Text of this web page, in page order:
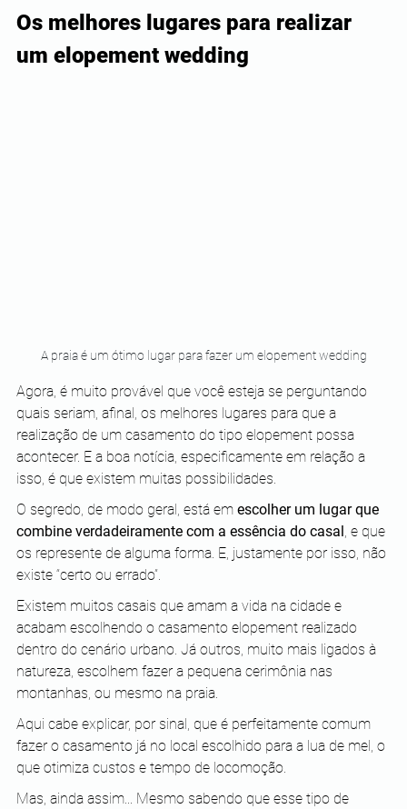
Os melhores lugares para realizar
um elopement wedding
A praia é um ótimo lugar para fazer um elopement wedding
Agora, é muito provável que você esteja se perguntando
quais seriam, afinal, os melhores lugares para que a
realização de um casamento do tipo elopement possa
acontecer. E a boa notícia, especificamente em relação a
isso, é que existem muitas possibilidades.
O segredo, de modo geral, está em escolher um lugar que
combine verdadeiramente com a essência do casal, e que
os represente de alguma forma. E, justamente por isso, não
existe “certo ou errado”.
Existem muitos casais que amam a vida na cidade e
acabam escolhendo o casamento elopement realizado
dentro do cenário urbano. Já outros, muito mais ligados à
natureza, escolhem fazer a pequena cerimônia nas
montanhas, ou mesmo na praia.
Aqui cabe explicar, por sinal, que é perfeitamente comum
fazer o casamento já no local escolhido para a lua de mel, o
que otimiza custos e tempo de locomoção.
Mas, ainda assim... Mesmo sabendo que esse tipo de